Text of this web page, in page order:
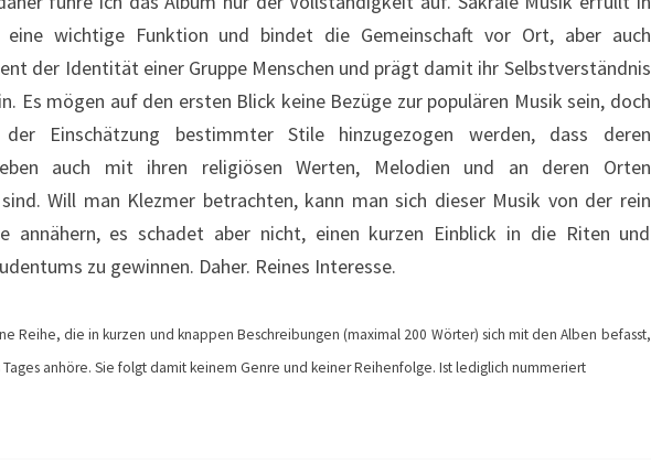
eine wichtige Funktion und bindet die Gemeinschaft vor Ort, aber auch
der Identität einer Gruppe Menschen und prägt damit ihr Selbstverständnis
Es mögen auf den ersten Blick keine Bezüge zur populären Musik sein, doch
Einschätzung bestimmter Stile hinzugezogen werden, dass deren
eben auch mit ihren religiösen Werten, Melodien und an deren Orten
Will man Klezmer betrachten, kann man sich dieser Musik von der rein
annähern, es schadet aber nicht, einen kurzen Einblick in die Riten und
zu gewinnen. Daher. Reines Interesse.
Reihe, die in kurzen und knappen Beschreibungen (maximal 200 Wörter) sich mit den Alben befasst,
anhöre. Sie folgt damit keinem Genre und keiner Reihenfolge. Ist lediglich nummeriert